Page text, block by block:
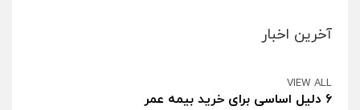
آخرین اخبار
VIEW ALL
۶ دلیل اساسی برای خرید بیمه عمر